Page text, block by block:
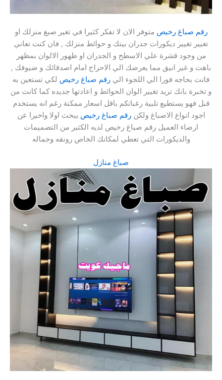
رقم صباغ رخيص متوفر الان لا تفكر كثيرا في تغير صبغ منزلك او
تغيير تغيير ديكورات جدران بيتك و حوائط منزلك , فان كنت تعاني
من وجود قشرة علي الاسطح و الجدران او ظهور الالوان بمظهر
باهت و غير انيق مما يعرضك الي الاحراج امام اصدقائك و ضيوفك ,
فانت بحاجه فورا الي اللجوء الي رقم صباغ رخيص لكي تستعين به
و تخبرة بانك تريد تغيير الوان الحوائط و اعادتها جديده كما كانت من
قبل فهو يستطيع تلبية رغباتكم باقل اسعار ممكنة رغم انه يستخدم
اجود انواع الاصباغ ولكن رقم صباغ رخيص يبحث اولا واخيرا عن
ارضاء العميل رقم صباغ رخيص لديه الكثير من التصميمات
والديكورات التي تعطي لمكانك الخاص رونقه وجماله
صباغ منازل